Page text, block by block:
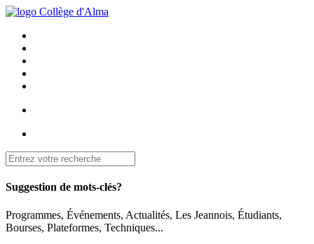
Suggestion de mots-clés?
Programmes, Événements, Actualités, Les Jeannois, Étudiants,
Bourses, Plateformes, Techniques...